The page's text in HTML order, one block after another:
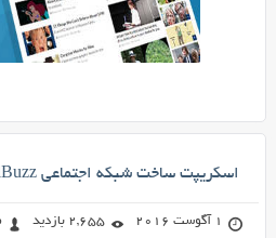
اسکریپت ساخت شبکه اجتماعی SocialBuzz نسخه ۱٫۴
1 آگوست 2016 2,655 بازدید